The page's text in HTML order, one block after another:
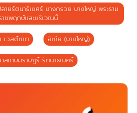
ายรัตนาธิเบศร์ บางกรวย บางใหญ่ พระราม
าชพฤกษ์และบริเวณนี้
เวสต์เกต อิเกีย (บางใหญ่)
ลเกษมราษฎร์ รัตนาธิเบศร์